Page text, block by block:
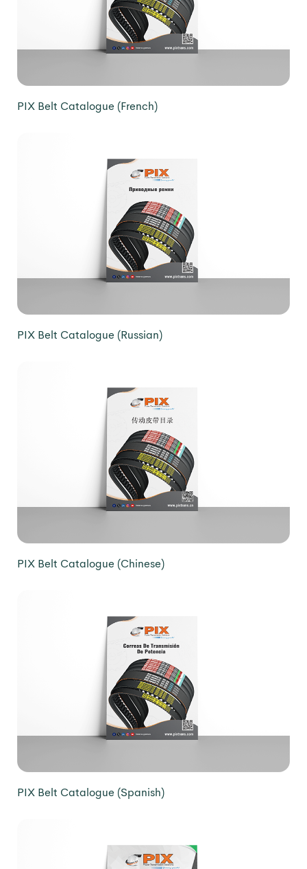
PIX Belt Catalogue (French)
PIX Belt Catalogue (Russian)
PIX Belt Catalogue (Chinese)
PIX Belt Catalogue (Spanish)